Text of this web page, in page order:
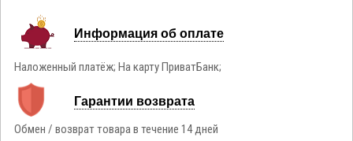
Информация об оплате
Наложенный платёж; На карту ПриватБанк;
Гарантии возврата
Обмен / возврат товара в течение 14 дней